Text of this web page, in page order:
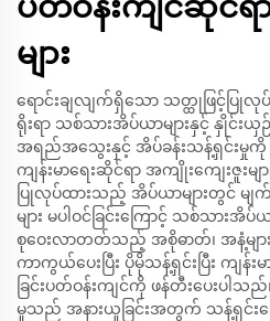
များ
ရောင်းချလျက်ရှိသော သတ္ထုဖြင့်ပြု
ရိုးရာ သစ်သားအိပ်ယာများနှင့် နှိုင်းယှ
အရည်အသွေးနှင့် အိပ်ခန်းသန့်ရှင်းမှု
ကျန်းမာရေးဆိုင်ရာ အကျိုးကျေးဇူးမ
ပြုလုပ်ထားသည့် အိပ်ယာများတွင် မျက်
များ မပါဝင်ခြင်းကြောင့် သစ်သားအိ
စုဝေးလာတတ်သည့် အစိုဓာတ်၊ အနံ့များ
ကာကွယ်ပေးပြီး ပိုမိုသန့်ရှင်းပြီး ကျ
ခြင်းပတ်ဝန်းကျင်ကို ဖန်တီးပေးပါ
မှုသည် အနားယူခြင်းအတွက် သန့်ရှင်းသ